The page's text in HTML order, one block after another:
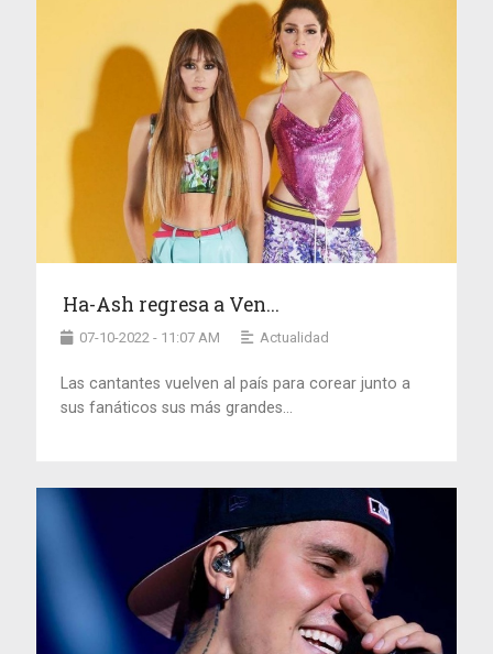
Ha-Ash regresa a Ven...
07-10-2022 - 11:07 AM Actualidad
Las cantantes vuelven al país para corear junto a
sus fanáticos sus más grandes...